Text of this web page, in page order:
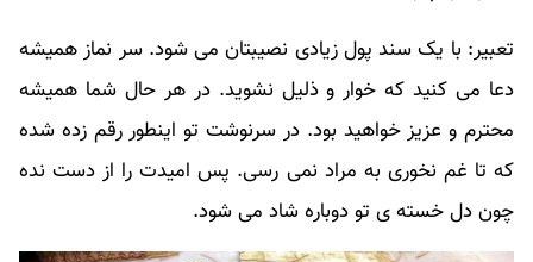
تعبیر: با یک سند پول زیادی نصیبتان می شود. سر نماز همیشه
دعا می کنید که خوار و ذلیل نشوید. در هر حال شما همیشه
محترم و عزیز خواهید بود. در سرنوشت تو اینطور رقم زده شده
که تا غم نخوری به مراد نمی رسی. پس امیدت را از دست نده
چون دل خسته ی تو دوباره شاد می شود.